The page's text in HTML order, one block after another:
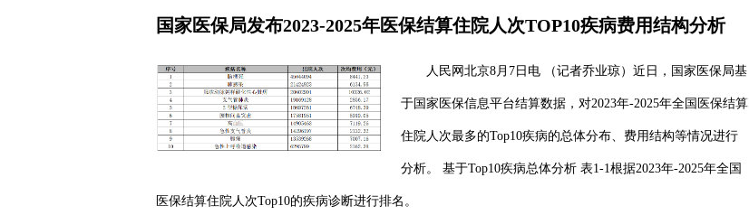
国家医保局发布2023-2025年医保结算住院人次TOP10疾病费用结构分析
人民网北京8月7日电 （记者乔业琼）近日，国家医保局基
于国家医保信息平台结算数据，对2023年-2025年全国医保结算
住院人次最多的Top10疾病的总体分布、费用结构等情况进行
分析。 基于Top10疾病总体分析 表1-1根据2023年-2025年全国
医保结算住院人次Top10的疾病诊断进行排名。